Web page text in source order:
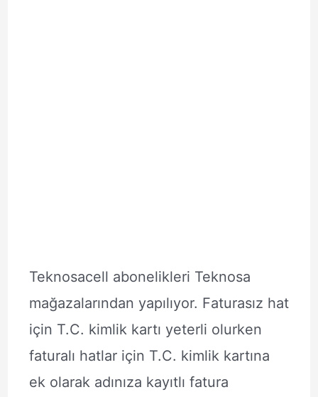
Teknosacell abonelikleri Teknosa
mağazalarından yapılıyor. Faturasız hat
için T.C. kimlik kartı yeterli olurken
faturalı hatlar için T.C. kimlik kartına
ek olarak adınıza kayıtlı fatura